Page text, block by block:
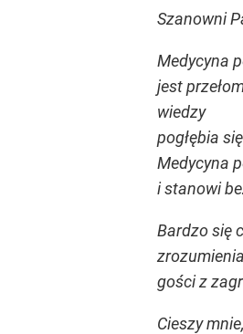
Szanowni
Medycyna
jest
wiedzy
pogłębia
Medycyna
i stanowi
Bardzo się
gości z
Cieszy